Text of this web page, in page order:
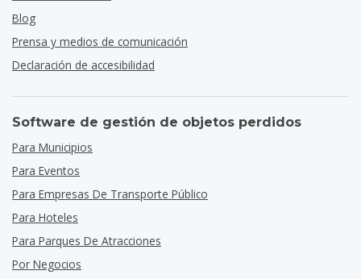
Blog
Prensa y medios de comunicación
Declaración de accesibilidad
Software de gestión de objetos perdidos
Para Municipios
Para Eventos
Para Empresas De Transporte Público
Para Hoteles
Para Parques De Atracciones
Por Negocios